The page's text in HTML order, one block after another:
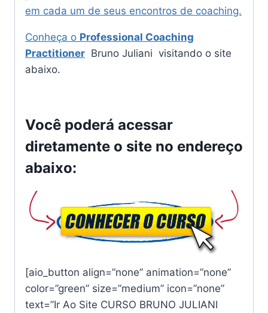
em cada um de seus encontros de coaching.
Conheça o Professional Coaching
Practitioner Bruno Juliani visitando o site
abaixo.
Você poderá acessar
diretamente o site no endereço
abaixo:
[aio_button align=”none” animation=”none”
color=”green” size=”medium” icon=”none”
text=”Ir Ao Site CURSO BRUNO JULIANI